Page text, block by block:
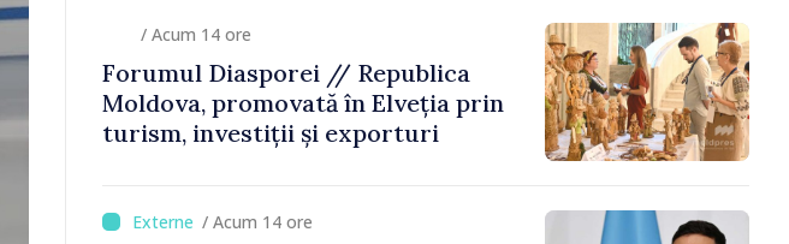
/ Acum 14 ore
Forumul Diasporei // Republica
Moldova, promovată în Elveția prin
turism, investiții și exporturi
/ Acum 14 ore